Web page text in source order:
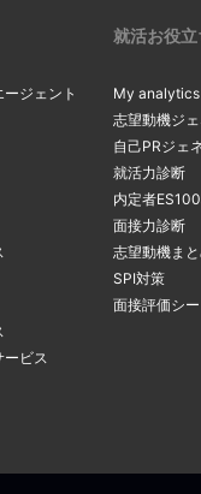
ジェント
ービス
就活お役
My analytics
志望動機ジ
自己PRジェ
就活力診断
内定者
面接力診断
志望動機ま
SPI対策
面接評価シー